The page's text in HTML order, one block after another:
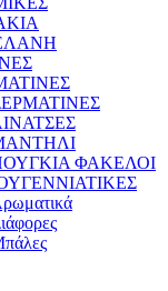
ΦΑΚΕΛΟΙ